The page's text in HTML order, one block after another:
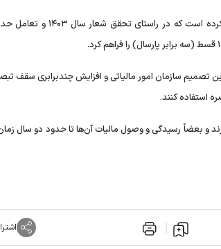
محمدهادی سبحانیان، رئیس سازمان امور مالیاتی کشور اعلام کرده است که
تقسیط مالیات برای مؤدیان ۵ ماه بوده است. با این تصمیم سازمان امور مالیاتی و افزایش چندبرابری
و بعضاً رسیدگی و وصول مالیات آن‌ها تا حدود دو سال